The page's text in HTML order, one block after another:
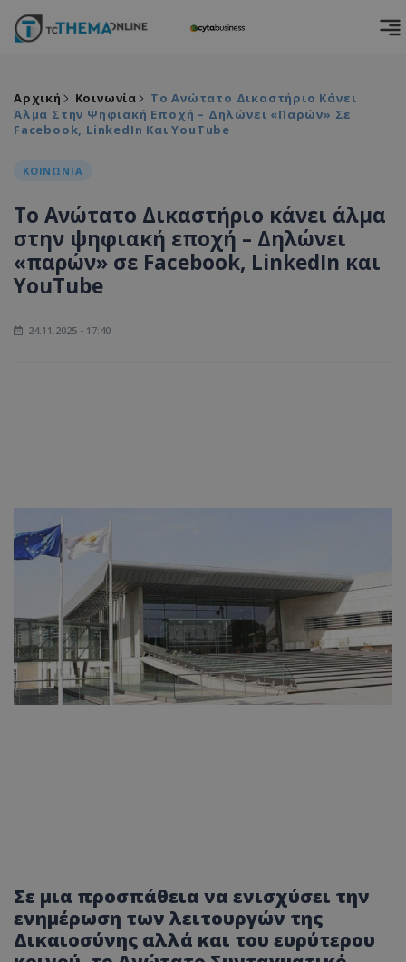
Αρχική Κοινωνία
Το Ανώτατο Δικαστήριο Κάνει
Άλμα Στην Ψηφιακή Εποχή – Δηλώνει «παρών» Σε
Facebook, LinkedIn Και YouTube
ΚΟΙΝΩΝΙΑ
Το Ανώτατο Δικαστήριο κάνει άλμα
στην ψηφιακή εποχή – Δηλώνει
«παρών» σε Facebook, LinkedIn και
YouTube
24.11.2025 - 17:40
Σε μια προσπάθεια να ενισχύσει την
ενημέρωση των λειτουργών της
Δικαιοσύνης αλλά και του ευρύτερου